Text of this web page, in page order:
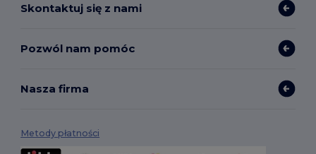
Skontaktuj się z nami
Pozwól nam pomóc
Nasza firma
Metody płatności